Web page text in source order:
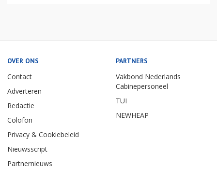
OVER ONS
Contact
Adverteren
Redactie
Colofon
Privacy & Cookiebeleid
Nieuwsscript
Partnernieuws
PARTNERS
Vakbond Nederlands
Cabinepersoneel
TUI
NEWHEAP